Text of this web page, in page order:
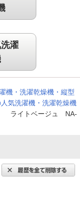
濯
機・洗濯乾燥機・縦型
気洗濯機・洗濯乾燥機
ライトベージュ NA-